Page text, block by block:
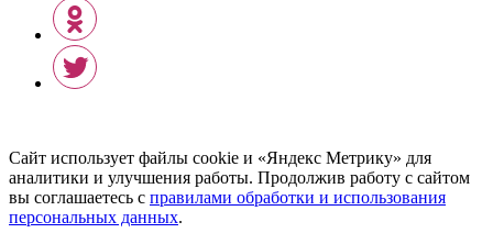
Сайт использует файлы cookie и «Яндекс Метрику» для
аналитики и улучшения работы. Продолжив работу с сайтом
вы соглашаетесь с правилами обработки и использования
персональных данных.